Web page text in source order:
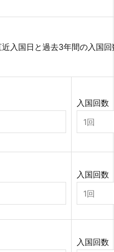
入国日と過去3年間の入国
入国回数
入国回数
入国回数